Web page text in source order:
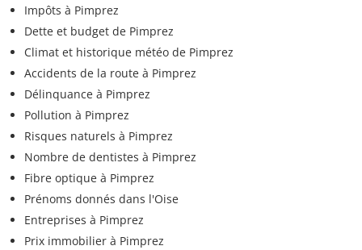
Impôts à Pimprez
Dette et budget de Pimprez
Climat et historique météo de Pimprez
Accidents de la route à Pimprez
Délinquance à Pimprez
Pollution à Pimprez
Risques naturels à Pimprez
Nombre de dentistes à Pimprez
Fibre optique à Pimprez
Prénoms donnés dans l'Oise
Entreprises à Pimprez
Prix immobilier à Pimprez